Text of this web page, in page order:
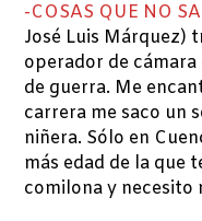
-COSAS QUE NO
José Luis Márquez)
operador de
de guerra. Me
carrera me saco un
niñera. Sólo en
más edad de la que
comilona y necesito